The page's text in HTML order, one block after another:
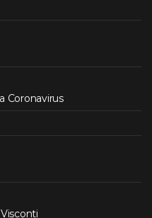
Coronavirus